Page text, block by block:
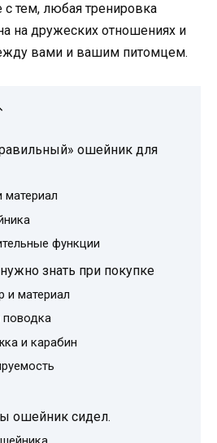
с тем, любая тренировка
на дружеских отношениях и
вами и вашим питомцем.
ошейник для
материал
функции
знать при покупке
и материал
и карабин
ошейник сидел.